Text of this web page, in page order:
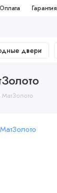
Оплата Гарантия
двери